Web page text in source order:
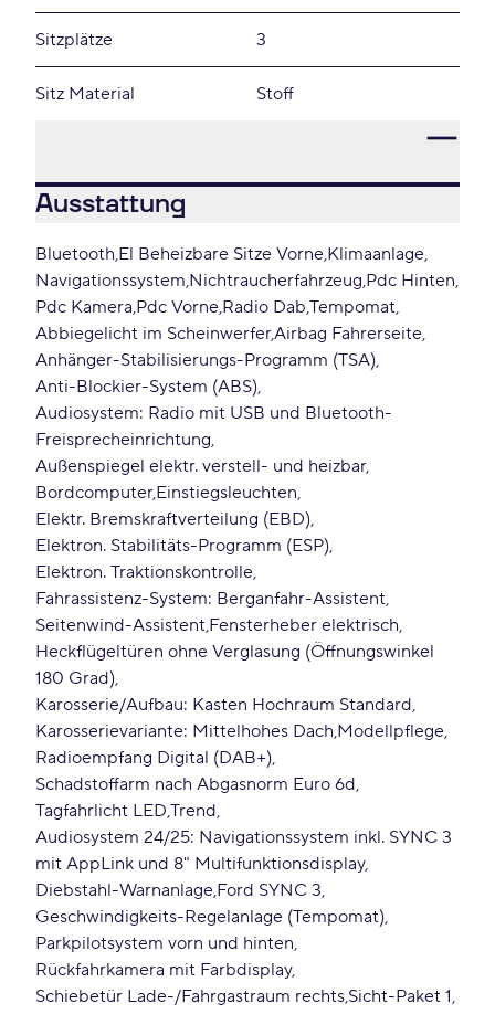
Sitzplätze 3
Sitz Material Stoff
Ausstattung
Bluetooth El Beheizbare Sitze Vorne Klimaanlage
Navigationssystem Nichtraucherfahrzeug Pdc Hinten
Pdc Kamera Pdc Vorne Radio Dab Tempomat
Abbiegelicht im ScheinwerferAirbag Fahrerseite
Anhänger-Stabilisierungs-Programm (TSA)
Anti-Blockier-System (ABS)
Audiosystem: Radio mit USB und Bluetooth-
Freisprecheinrichtung
Außenspiegel elektr. verstell- und heizbar
Bordcomputer Einstiegsleuchten
Elektr. Bremskraftverteilung (EBD)
Elektron. Stabilitäts-Programm (ESP)
Elektron. Traktionskontrolle
Fahrassistenz-System: Berganfahr-Assistent
Seitenwind-Assistent Fensterheber elektrisch
Heckflügeltüren ohne Verglasung (Öffnungswinkel
180 Grad)
Karosserie/Aufbau: Kasten Hochraum Standard
Karosserievariante: Mittelhohes Dach Modellpflege
Radioempfang Digital (DAB+)
Schadstoffarm nach Abgasnorm Euro 6d
Tagfahrlicht LED Trend
Audiosystem 24/25: Navigationssystem inkl. SYNC 3
mit AppLink und 8" Multifunktionsdisplay
Diebstahl-Warnanlage Ford SYNC 3
Geschwindigkeits-Regelanlage (Tempomat)
Parkpilotsystem vorn und hinten
Rückfahrkamera mit Farbdisplay
Schiebetür Lade-/Fahrgastraum rechts Sicht-Paket 1